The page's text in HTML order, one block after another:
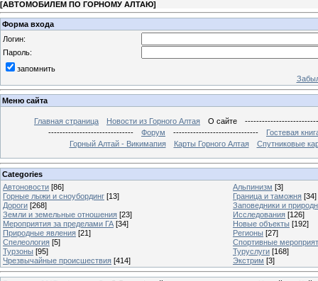
[АВТОМОБИЛЕМ ПО ГОРНОМУ АЛТАЮ]
Форма входа
Логин:
Пароль:
запомнить
Меню сайта
Главная страница Новости из Горного Алтая О сайте
------------------------------
Форум ------------------------------
Гостевая
Горный Алтай - Викимапия
Карты Горного Алтая Спутниковые
Categories
Автоновости [86] Альпинизм [3]
Горные лыжи и сноубординг [13] Граница и таможня [34]
Дороги [268]
Заповедники и
Земли и земельные отношения [23] Исследования [126]
Мероприятия за пределами ГА [34] Новые объекты [192]
Природные явления [21] Регионы [27]
Спелеология [5]
Спортивные
Турзоны [95] Туруслуги [168]
Чрезвычайные происшествия [414] Экстрим [3]